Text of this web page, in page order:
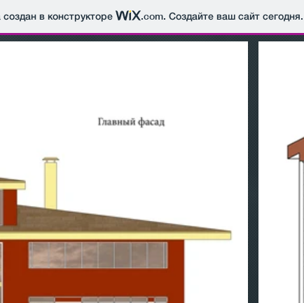
в конструкторе .com. Создайте ваш сайт сегодня.